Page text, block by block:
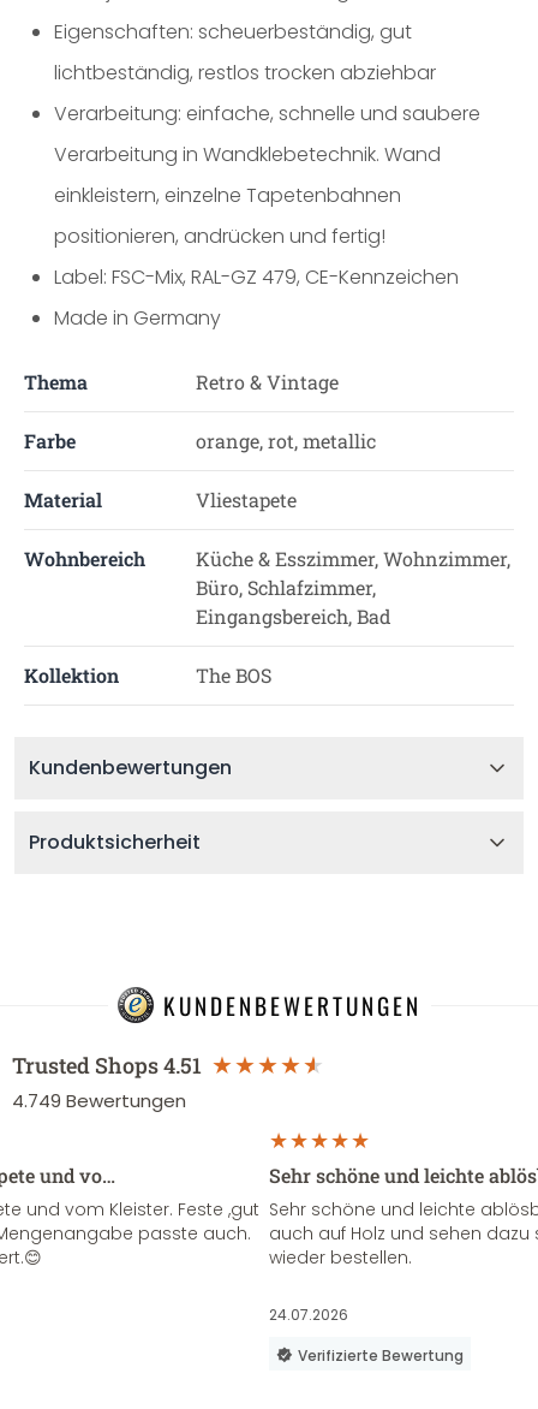
Eigenschaften: scheuerbeständig, gut
lichtbeständig, restlos trocken abziehbar
Verarbeitung: einfache, schnelle und saubere
Verarbeitung in Wandklebetechnik. Wand
einkleistern, einzelne Tapetenbahnen
positionieren, andrücken und fertig!
Label: FSC-Mix, RAL-GZ 479, CE-Kennzeichen
Made in Germany
Thema Retro & Vintage
Farbe orange, rot, metallic
Material Vliestapete
Wohnbereich
Küche & Esszimmer, Wohnzimmer,
Büro, Schlafzimmer,
Eingangsbereich, Bad
Kollektion The BOS
Kundenbewertungen
Produktsicherheit
KUNDENBEWERTUNGEN
Trusted Shops4.51
4.749 Bewertungen
und vo…
und vom Kleister. Feste ,gut
passte auch.
Sehr schöne und leichte
Sehr schöne und leichte
auch auf Holz und sehen
wieder bestellen.
24.07.2026
Verifizierte Bewertung